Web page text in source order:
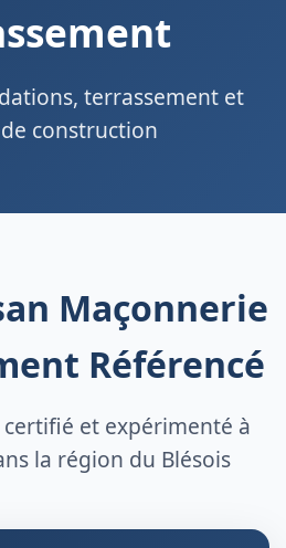
terrassement et
construction
Maçonnerie
Référencé
et expérimenté à
la région du Blésois